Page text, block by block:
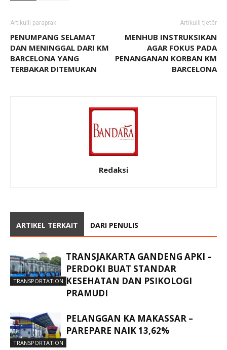
Artikulli paraprak
PENUMPANG SELAMAT
DAN MENINGGAL DARI KM
BARCELONA YANG
TERBAKAR DITEMUKAN
Artikulli tjetër
MENHUB INSTRUKSIKAN
AGAR FOKUS PADA
PENANGANAN KORBAN KM
BARCELONA
Redaksi
ARTIKEL TERKAIT DARI PENULIS
TRANSPORTATION
TRANSJAKARTA GANDENG APKI –
PERDOKI BUAT STANDAR
KESEHATAN DAN PSIKOLOGI
PRAMUDI
TRANSPORTATION
PELANGGAN KA MAKASSAR –
PAREPARE NAIK 13,62%